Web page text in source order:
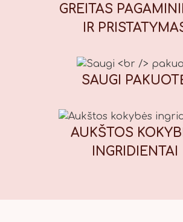
muskato riešutai, kvapieji pipirai,
imbieras), kepimo milteliai, galimi
maistiniai dažikliai: E110 (geltona),
(juoda). *Gali neigiamai paveikti
vaikų dėmesį ir aktyvumą.
kurių sočiųjų riebalų rūgščių: 1,7 g,
angliavandeniai: 71 g, iš kurių
cukrų: 56 g, baltymai: 7,8 g, druska:
GREITAS
IR
SAUGI
AUKŠTOS
INGRIDIENTAI